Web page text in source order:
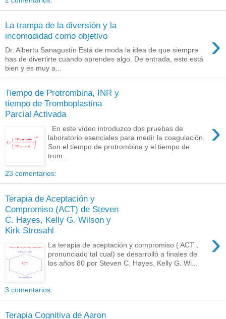
La trampa de la diversión y la
incomodidad como objetivo
›
Dr. Alberto Sanagustín Está de moda la idea de que siempre
has de divertirte cuando aprendes algo. De entrada, esto está
bien y es muy a...
Tiempo de Protrombina, INR y
tiempo de Tromboplastina
Parcial Activada
›
En este vídeo introduzco dos pruebas de
laboratorio esenciales para medir la coagulación.
Son el tiempo de protrombina y el tiempo de
trom...
23 comentarios:
Terapia de Aceptación y
Compromiso (ACT) de Steven
C. Hayes, Kelly G. Wilson y
Kirk Strosahl
›
La terapia de aceptación y compromiso ( ACT ,
pronunciado tal cual) se desarrolló a finales de
los años 80 por Steven C. Hayes, Kelly G. Wi...
3 comentarios:
Terapia Cognitiva de Aaron